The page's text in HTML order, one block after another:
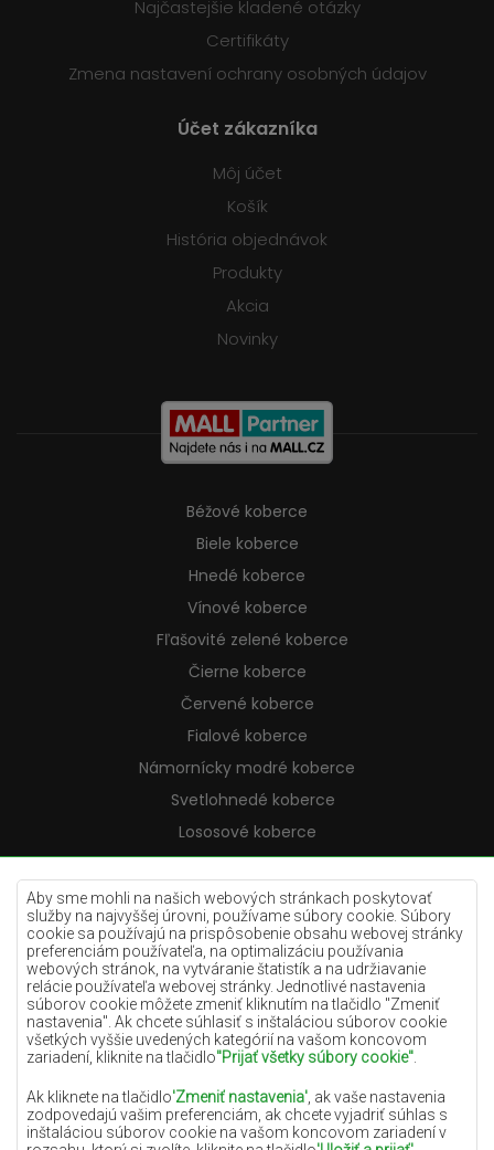
Aby sme mohli na našich webových stránkach poskytovať
služby na najvyššej úrovni, používame súbory cookie. Súbory
cookie sa používajú na prispôsobenie obsahu webovej stránky
preferenciám používateľa, na optimalizáciu používania
webových stránok, na vytváranie štatistík a na udržiavanie
relácie používateľa webovej stránky. Jednotlivé nastavenia
súborov cookie môžete zmeniť kliknutím na tlačidlo "Zmeniť
nastavenia". Ak chcete súhlasiť s inštaláciou súborov cookie
všetkých vyššie uvedených kategórií na vašom koncovom
zariadení, kliknite na tlačidlo"Prijať všetky súbory cookie"
Ak kliknete na tlačidlo'Zmeniť nastavenia' , ak vaše nastavenia
zodpovedajú vašim preferenciám, ak chcete vyjadriť súhlas s
inštaláciou súborov cookie na vašom koncovom zariadení v
Najčastejšie kladené otázky
Certifikáty
Zmena nastavení ochrany osobných údajov
Účet zákazníka
Môj účet
Košík
História objednávok
Produkty
Akcia
Novinky
Béžové koberce
Biele koberce
Hnedé koberce
Vínové koberce
Fľašovité zelené koberce
Čierne koberce
Červené koberce
Fialové koberce
Námornícky modré koberce
Svetlohnedé koberce
Lososové koberce
Krémové koberce
Lilac koberce
Žlté koberce
Mätové koberce
Modré koberce
Oranžové koberce
Ružové koberce
Šedé koberce
Terakotové koberce